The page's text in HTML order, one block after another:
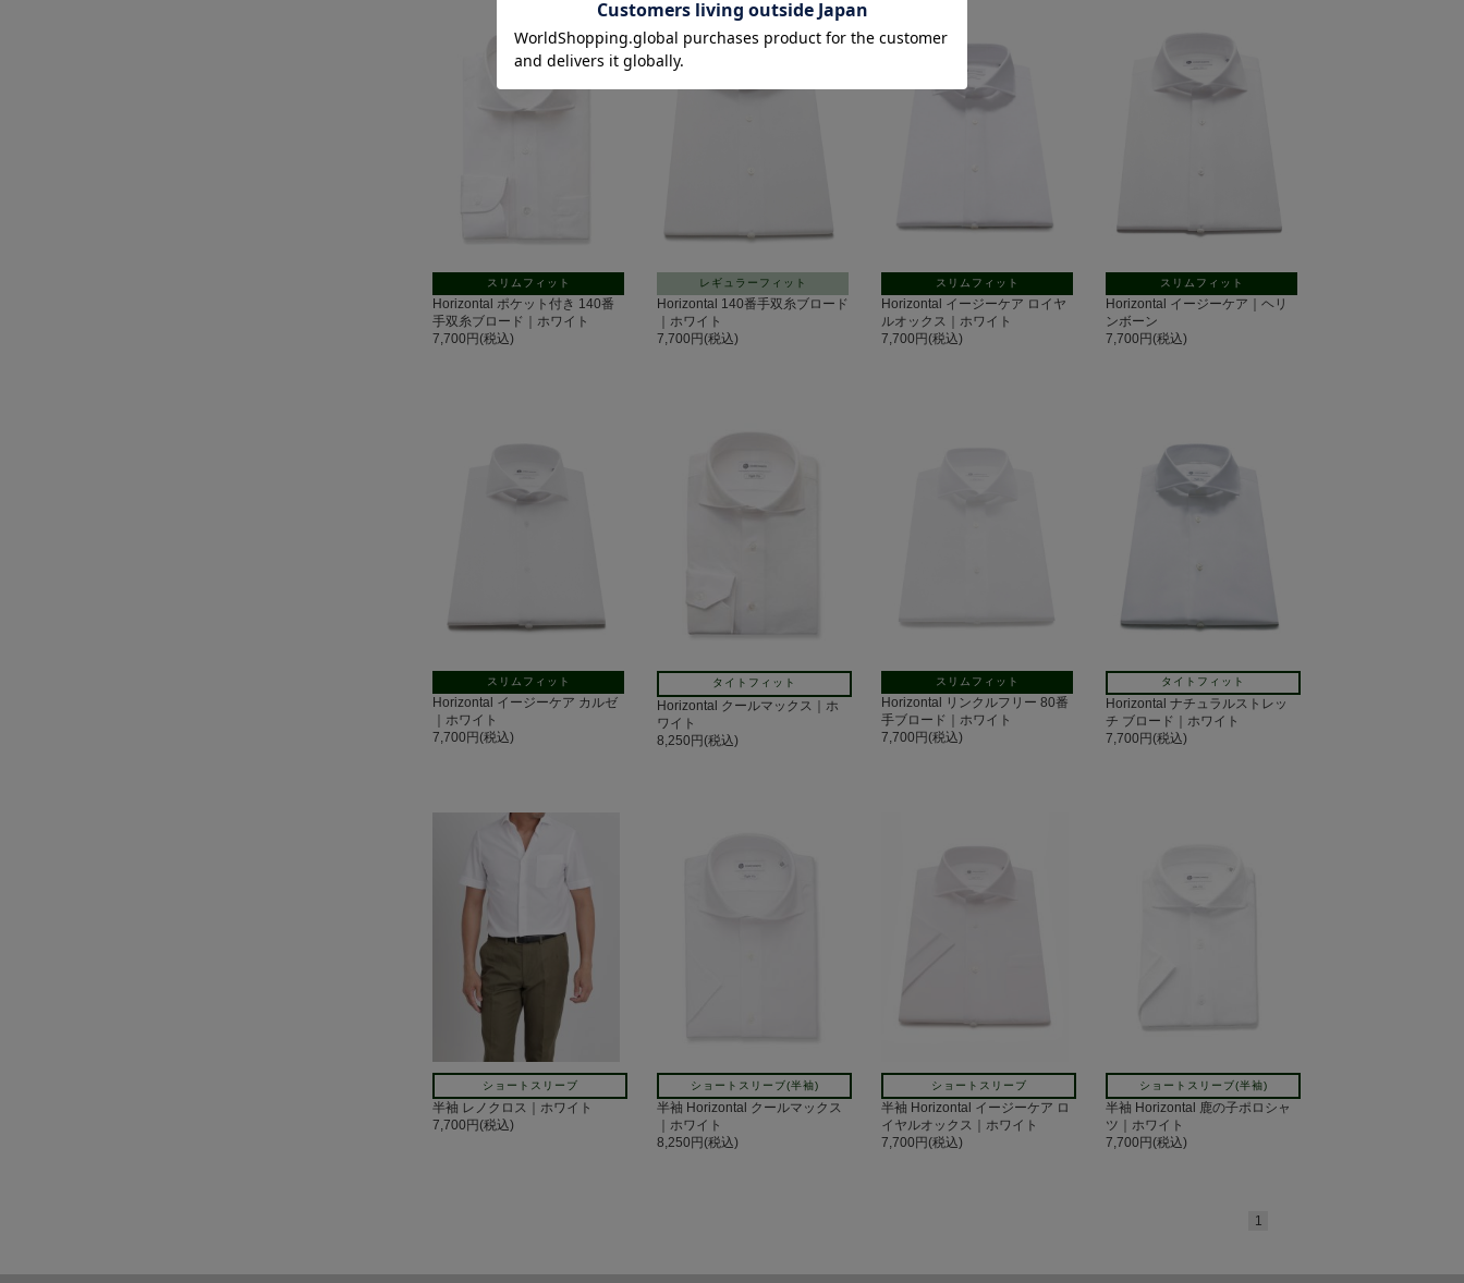
スリムフィット
Horizontal ポケット付き 140番
手双糸ブロード｜ホワイト
7,700円(税込)
レギュラーフィット
Horizontal 140番手双糸ブロード
｜ホワイト
7,700円(税込)
スリムフィット
Horizontal イージーケア ロイヤ
ルオックス｜ホワイト
7,700円(税込)
スリムフィット
Horizontal イージーケア｜ヘリ
ンボーン
7,700円(税込)
スリムフィット
Horizontal イージーケア カルゼ
｜ホワイト
7,700円(税込)
タイトフィット
Horizontal クールマックス｜ホ
ワイト
8,250円(税込)
スリムフィット
Horizontal リンクルフリー 80番
手ブロード｜ホワイト
7,700円(税込)
タイトフィット
Horizontal ナチュラルストレッ
チ ブロード｜ホワイト
7,700円(税込)
ショートスリーブ
半袖 レノクロス｜ホワイト
7,700円(税込)
ショートスリーブ(半袖)
半袖 Horizontal クールマックス
｜ホワイト
8,250円(税込)
ショートスリーブ
半袖 Horizontal イージーケア ロ
イヤルオックス｜ホワイト
7,700円(税込)
ショートスリーブ(半袖)
半袖 Horizontal 鹿の子ポロシャ
ツ｜ホワイト
7,700円(税込)
1